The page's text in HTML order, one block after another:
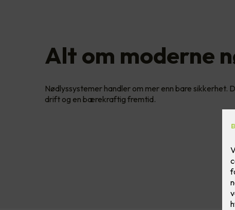
Alt om moderne
Nødlyssystemer handler om mer enn bare sikkerhet.
drift og en bærekraftig fremtid.